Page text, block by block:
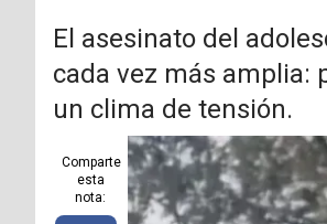
El asesinato del
cada vez más amplia:
un clima de tensión.
Comparte
esta
nota: